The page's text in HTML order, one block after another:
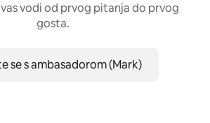
vodi od prvog pitanja do prvog
gosta.
se s ambasadorom (Mark)